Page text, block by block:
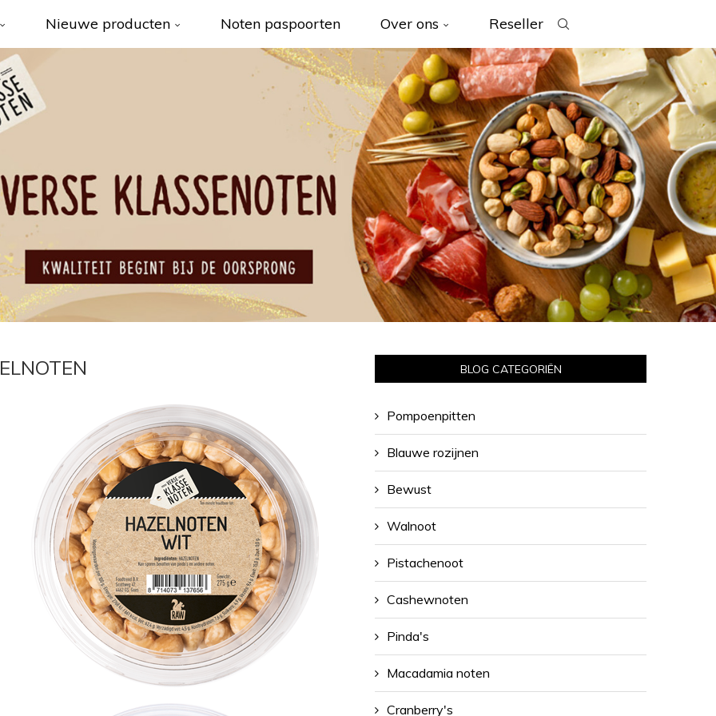
Nieuwe producten Noten paspoorten Over ons Reseller
BLOG CATEGORIËN
Pompoenpitten
Blauwe rozijnen
Bewust
Walnoot
Pistachenoot
Cashewnoten
Pinda's
Macadamia noten
Cranberry's